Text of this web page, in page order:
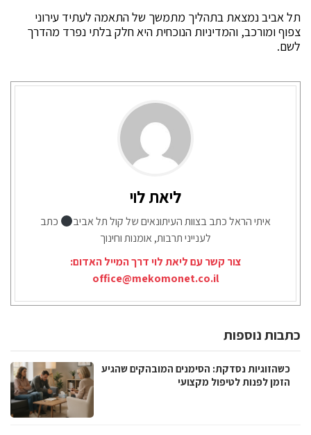
תל אביב נמצאת בתהליך מתמשך של התאמה לעתיד עירוני
צפוף ומורכב, והמדיניות הנוכחית היא חלק בלתי נפרד מהדרך
לשם.
ליאת לוי
איתי הראל כתב בצוות העיתונאים של קול תל אביב
כתב
לענייני תרבות, אומנות וחינוך
צור קשר עם ליאת לוי דרך המייל האדום:
office@mekomonet.co.il
כתבות נוספות
כשהזוגיות נסדקת: הסימנים המובהקים שהגיע
הזמן לפנות לטיפול מקצועי